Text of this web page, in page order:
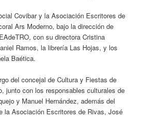
Covibar y la Asociación Escritores de
Ars Moderno, bajo la dirección de
con su directora Cristina
Ramos, la librería Las Hojas, y los
Baética.
del concejal de Cultura y Fiestas de
junto con los responsables culturales de
y Manuel Hernández, además del
la Asociación Escritores de Rivas, José